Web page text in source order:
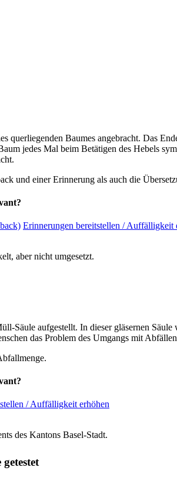
Baumes angebracht. Das
jedes Mal beim Betätigen des Hebels
und einer Erinnerung als auch die
Erinnerungen bereitstellen / Auffälligkeit
aber nicht umgesetzt.
Säule aufgestellt. In dieser gläsernen
das Problem des Umgangs mit
/ Auffälligkeit erhöhen
des Kantons Basel-Stadt.